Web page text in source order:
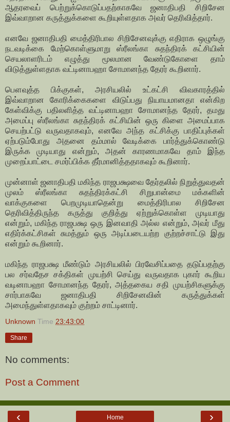
ஆதரவைப் பெற்றுக்கொடுப்பதற்காகவே ஜனாதிபதி சிறிசேன
இவ்வாறான கருத்துக்களை கூறியுள்ளதாக அவர் தெரிவித்தார்.
எனவே ஜனாதிபதி மைத்திரிபால சிறிசேனவுக்கு எதிராக ஒழுங்கு
நடவடிக்கை மேற்கொள்ளுமாறு ஸ்ரீலங்கா சுதந்திரக் கட்சியின்
செயலாளரிடம் எழுத்து மூலமான வேண்டுகோளை தாம்
விடுத்துள்ளதாக வட்டினாபஹா சோமானந்த தேரர் கூறினார்.
பௌவுத்த பிக்குகள், அரசியலில் உட்கட்சி விவகாரத்தில்
இவ்வாறான கோரிக்கைகளை விடுப்பது நியாயமானதா என்கிற
கேள்விக்கு பதிலளித்த வட்டினாபஹா சோமானந்த தேரர், தமது
அமைப்பு ஸ்ரீலங்கா சுதந்திரக் கட்சியின் ஒரு கிளை அமைப்பாக
செயற்பட்டு வருவதாகவும், எனவே அந்த கட்சிக்கு பாதிப்புக்கள்
ஏற்படும்போது அதனை தம்மால் வேடிக்கை பார்த்துக்கொண்டு
இருக்க முடியாது என்றும், அதன் காரணமாகவே தாம் இந்த
முறைப்பாட்டை சமர்ப்பிக்க தீர்மானித்ததாகவும் கூறினார்.
முன்னாள் ஜனாதிபதி மகிந்த ராஜபக்ஷவை தேர்தலில் நிறுத்துவதன்
முலம் ஸ்ரீலங்கா சுதந்திரக்கட்சி சிறுபான்மை மக்களின்
வாக்குகளை பெறமுடியாதென்று மைத்திரிபால சிறிசேன
தெரிவித்திருந்த கருத்து குறித்து ஏற்றுக்கொள்ள முடியாது
என்றும், மகிந்த ராஜபக்ஷ ஒரு இனவாதி அல்ல என்றும், அவர் மீது
எதிர்க்கட்சிகள் சுமத்தும் ஒரு அடிப்படையற்ற குற்றச்சாட்டு இது
என்றும் கூறினார்.
மகிந்த ராஜபக்ஷ மீண்டும் அரசியலில் பிரவேசிப்பதை தடுப்பதற்கு
பல சர்வதேச சக்திகள் முயற்சி செய்து வருவதாக புகார் கூறிய
வடினாபஹா சோமானந்த தேரர், அத்தகைய சதி முயற்சிகளுக்கு
சார்பாகவே ஜனாதிபதி சிறிசேனவின் கருத்துக்கள்
அமைந்துள்ளதாகவும் குற்றம் சாட்டினார்.
Unknown Time 23:43:00
Share
No comments:
Post a Comment
‹ ›
Home